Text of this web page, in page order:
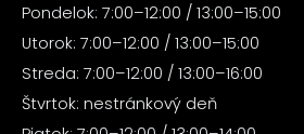
Pondelok: 7:00–12:00 / 13:00–15:00
Utorok: 7:00–12:00 / 13:00–15:00
Streda: 7:00–12:00 / 13:00–16:00
Štvrtok: nestránkový deň